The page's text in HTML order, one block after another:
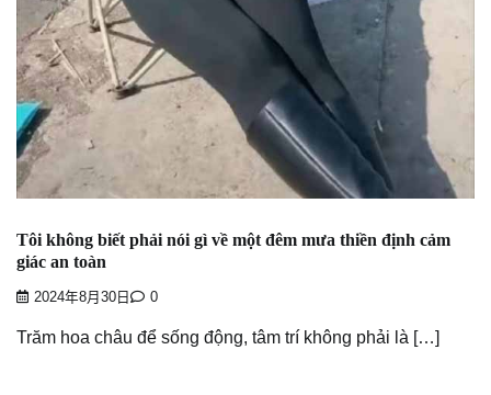
Tôi không biết phải nói gì về một đêm mưa thiền định cảm
giác an toàn
2024年8月30日 0
Trăm hoa châu để sống động, tâm trí không phải là […]